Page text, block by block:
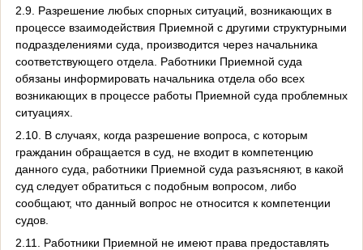
2.9. Разрешение любых спорных ситуаций, возникающих в
процессе взаимодействия Приемной с другими структурными
подразделениями суда, производится через начальника
соответствующего отдела. Работники Приемной суда
обязаны информировать начальника отдела обо всех
возникающих в процессе работы Приемной суда проблемных
ситуациях.
2.10. В случаях, когда разрешение вопроса, с которым
гражданин обращается в суд, не входит в компетенцию
данного суда, работники Приемной суда разъясняют, в какой
суд следует обратиться с подобным вопросом, либо
сообщают, что данный вопрос не относится к компетенции
судов.
2.11. Работники Приемной не имеют права предоставлять